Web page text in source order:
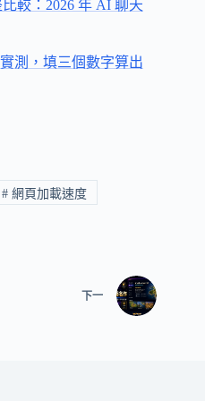
較：2026 年 AI 聊天
測，填三個數字算出
# 網頁加載速度
下一